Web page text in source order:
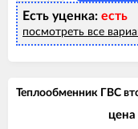
Есть уценка: есть
посмотреть все
Теплообменник ГВС
цена